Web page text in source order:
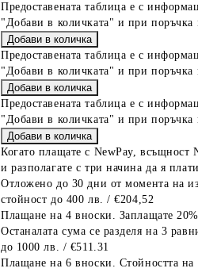
Предоставената таблица е с
"Добави в количката" и при поръчка
Предоставената таблица е с
"Добави в количката" и при поръчка
Предоставената таблица е с
"Добави в количката" и при поръчка
Когато плащате с NewPay, всъщност
и разполагате с три начина да я
Отложено до 30 дни от момента на
стойност до 400 лв. / €204,52
Плащане на 4 вноски. Заплащате
Останалата сума се разделя на 3
до 1000 лв. / €511.31
Плащане на 6 вноски. Стойността на